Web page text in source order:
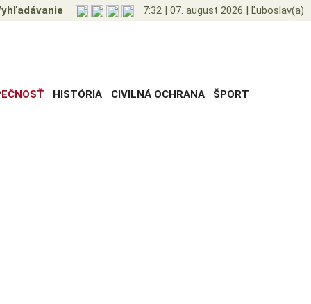
7:32 | 07. august 2026 | Ľuboslav(a)
HISTÓRIA CIVILNÁ OCHRANA ŠPORT